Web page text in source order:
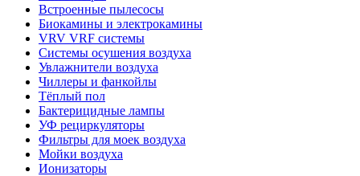
Встроенные пылесосы
Биокамины и электрокамины
VRV VRF системы
Системы осушения воздуха
Увлажнители воздуха
Чиллеры и фанкойлы
Тёплый пол
Бактерицидные лампы
УФ рециркуляторы
Фильтры для моек воздуха
Мойки воздуха
Ионизаторы